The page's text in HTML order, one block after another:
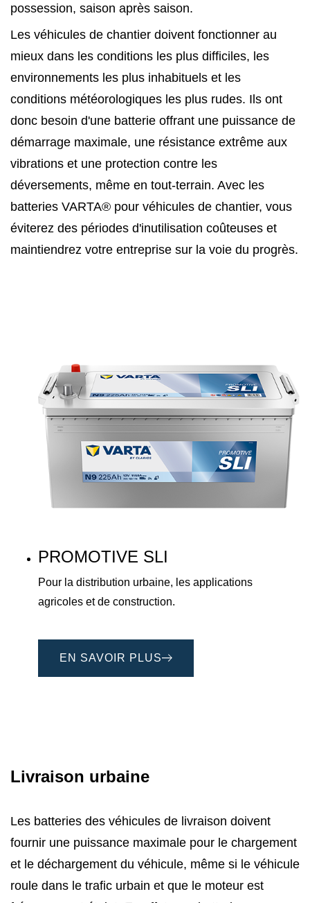
possession, saison après saison.
Les véhicules de chantier doivent fonctionner au
mieux dans les conditions les plus difficiles, les
environnements les plus inhabituels et les
conditions météorologiques les plus rudes. Ils ont
donc besoin d'une batterie offrant une puissance de
démarrage maximale, une résistance extrême aux
vibrations et une protection contre les
déversements, même en tout-terrain. Avec les
batteries VARTA® pour véhicules de chantier, vous
éviterez des périodes d'inutilisation coûteuses et
maintiendrez votre entreprise sur la voie du progrès.
PROMOTIVE SLI
Pour la distribution urbaine, les applications
agricoles et de construction.
EN SAVOIR PLUS
Livraison urbaine
Les batteries des véhicules de livraison doivent
fournir une puissance maximale pour le chargement
et le déchargement du véhicule, même si le véhicule
roule dans le trafic urbain et que le moteur est